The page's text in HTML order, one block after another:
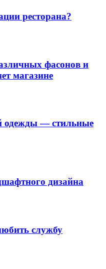
ресторана?
фасонов и
магазине
одежды — стильные
дизайна
службу